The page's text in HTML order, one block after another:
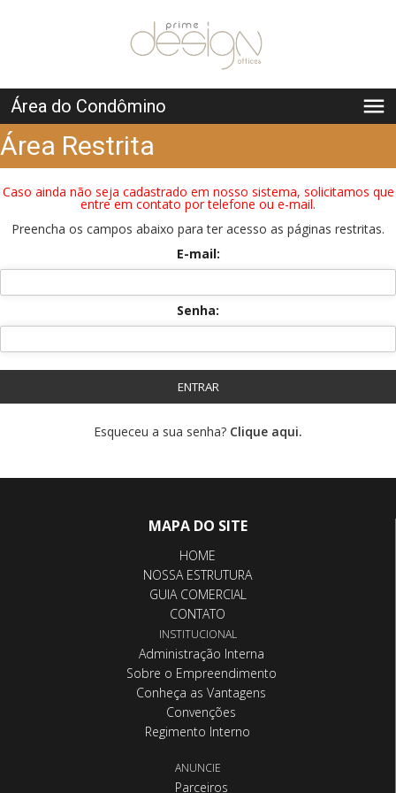
Área do Condômino menu
Área Restrita
Caso ainda não seja cadastrado em nosso sistema, solicitamos que
entre em contato por telefone ou e-mail.
Preencha os campos abaixo para ter acesso as páginas restritas.
E-mail:
Senha:
Esqueceu a sua senha? Clique aqui.
MAPA DO SITE
HOME
NOSSA ESTRUTURA
GUIA COMERCIAL
CONTATO
INSTITUCIONAL
Administração Interna
Sobre o Empreendimento
Conheça as Vantagens
Convenções
Regimento Interno
ANUNCIE
Parceiros